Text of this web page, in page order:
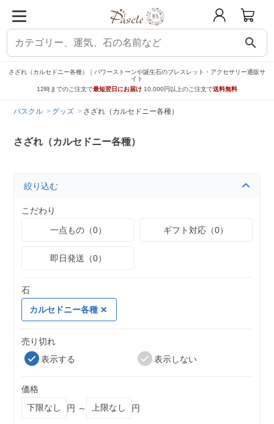
search
さざれ（カルセドニー各種）｜パワーストーンや誕生石のブレスレット・アクセサリー通販サ
イト
12時までのご注文で最短翌日にお届け 10,000円以上のご注文で送料無料
パスクル グッズ さざれ（カルセドニー各種）
さざれ（カルセドニー各種）
絞り込む
こだわり
一点もの（0）
ギフト対応（0）
即日発送（0）
石
カルセドニー各種
売り切れ
表示する
表示しない
価格
円 ～
円